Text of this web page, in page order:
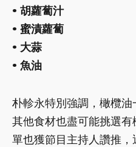
• 胡蘿蔔汁
• 蜜漬蘿蔔
• 大蒜
• 魚油
朴軫永特別強調，橄欖油
其他食材也盡可能挑選
單也獲節目主持人讚推